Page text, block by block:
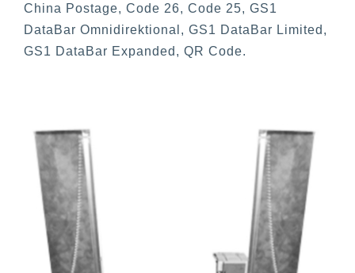
China Postage, Code 26, Code 25, GS1
DataBar Omnidirektional, GS1 DataBar Limited,
GS1 DataBar Expanded, QR Code.